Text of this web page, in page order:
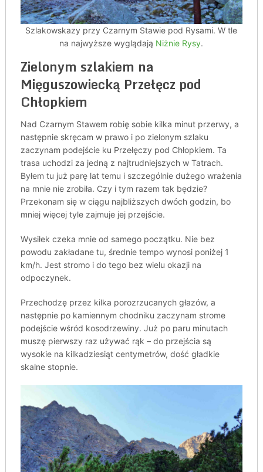
Szlakowskazy przy Czarnym Stawie pod Rysami. W tle
na najwyższe wyglądają Niżnie Rysy.
Zielonym szlakiem na
Mięguszowiecką Przełęcz pod
Chłopkiem
Nad Czarnym Stawem robię sobie kilka minut przerwy, a
następnie skręcam w prawo i po zielonym szlaku
zaczynam podejście ku Przełęczy pod Chłopkiem. Ta
trasa uchodzi za jedną z najtrudniejszych w Tatrach.
Byłem tu już parę lat temu i szczególnie dużego wrażenia
na mnie nie zrobiła. Czy i tym razem tak będzie?
Przekonam się w ciągu najbliższych dwóch godzin, bo
mniej więcej tyle zajmuje jej przejście.
Wysiłek czeka mnie od samego początku. Nie bez
powodu zakładane tu, średnie tempo wynosi poniżej 1
km/h. Jest stromo i do tego bez wielu okazji na
odpoczynek.
Przechodzę przez kilka porozrzucanych głazów, a
następnie po kamiennym chodniku zaczynam strome
podejście wśród kosodrzewiny. Już po paru minutach
muszę pierwszy raz używać rąk – do przejścia są
wysokie na kilkadziesiąt centymetrów, dość gładkie
skalne stopnie.